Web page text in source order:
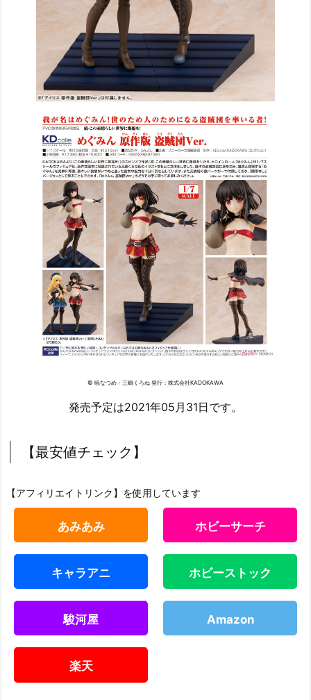
© 暁なつめ・三嶋くろね 発行：株式会社KADOKAWA
発売予定は2021年05月31日です。
【最安値チェック】
【アフィリエイトリンク】を使用しています
あみあみ ホビーサーチ
キャラアニ ホビーストック
駿河屋 Amazon
楽天